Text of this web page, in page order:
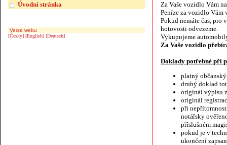
Úvodní stránka
Verze webu
[Česky] [English] [Deutsch]
Za Vaše vozidlo Vám
Peníze za vozidlo Vám
Pokud nemáte čas, pro
hotovosti odvezeme.
Vykupujeme
Za Vaše vozidlo
Doklady potřebné při
platný
druhý doklad
originál výpisu
originál
při
notářsky
příslušném
pokud je v
ukončení